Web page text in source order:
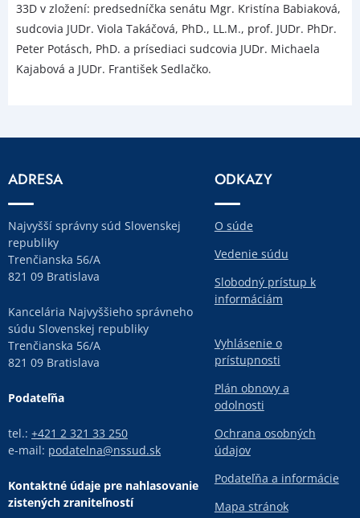
33D v zložení: predsedníčka senátu Mgr. Kristína Babiaková,
sudcovia JUDr. Viola Takáčová, PhD., LL.M., prof. JUDr. PhDr.
Peter Potásch, PhD. a prísediaci sudcovia JUDr. Michaela
Kajabová a JUDr. František Sedlačko.
ADRESA
Najvyšší správny súd Slovenskej
republiky
Trenčianska 56/A
821 09 Bratislava
Kancelária Najvyššieho správneho
súdu Slovenskej republiky
Trenčianska 56/A
821 09 Bratislava
Podateľňa
tel.: +421 2 321 33 250
e-mail: podatelna@nssud.sk
Kontaktné údaje pre nahlasovanie
zistených zraniteľností
ODKAZY
O súde
Vedenie súdu
Slobodný prístup k
informáciám
Vyhlásenie o
prístupnosti
Plán obnovy a
odolnosti
Ochrana osobných
údajov
Podateľňa a informácie
Mapa stránok